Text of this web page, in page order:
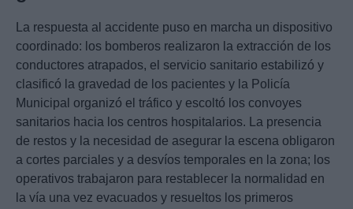
La respuesta al accidente puso en marcha un dispositivo
coordinado: los bomberos realizaron la extracción de los
conductores atrapados, el servicio sanitario estabilizó y
clasificó la gravedad de los pacientes y la Policía
Municipal organizó el tráfico y escoltó los convoyes
sanitarios hacia los centros hospitalarios. La presencia
de restos y la necesidad de asegurar la escena obligaron
a cortes parciales y a desvíos temporales en la zona; los
operativos trabajaron para restablecer la normalidad en
la vía una vez evacuados y resueltos los primeros